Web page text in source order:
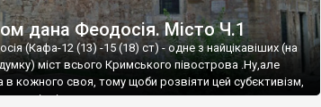
дана Феодосія. Місто Ч.1
(Кафа-12 (13) -15 (18) ст) - одне з найцікавіших (на
міст всього Кримського півострова .Ну,але
в кожного своя, тому щоби розвіяти цей субєктивізм,
відвідати це